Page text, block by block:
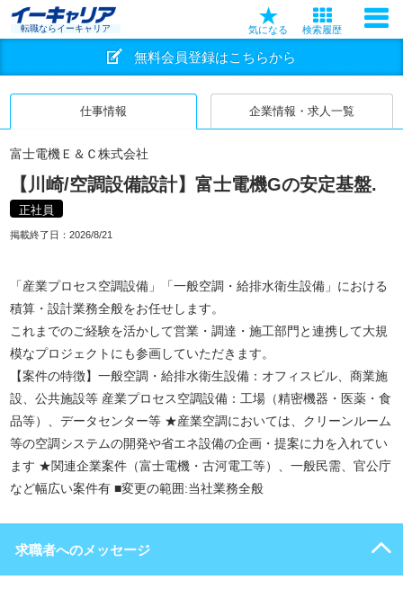
転職ならイーキャリア 気になる 検索履歴
無料会員登録はこちらから
仕事情報 企業情報・求人一覧
富士電機Ｅ＆Ｃ株式会社
【川崎/空調設備設計】富士電機Gの安定基盤.
正社員
掲載終了日： 2026/8/21
「産業プロセス空調設備」「一般空調・給排水衛生設備」における
積算・設計業務全般をお任せします。
これまでのご経験を活かして営業・調達・施工部門と連携して大規
模なプロジェクトにも参画していただきます。
【案件の特徴】一般空調・給排水衛生設備：オフィスビル、商業施
設、公共施設等 産業プロセス空調設備：工場（精密機器・医薬・食
品等）、データセンター等 ★産業空調においては、クリーンルーム
等の空調システムの開発や省エネ設備の企画・提案に力を入れてい
ます ★関連企業案件（富士電機・古河電工等）、一般民需、官公庁
など幅広い案件有 ■変更の範囲:当社業務全般
求職者へのメッセージ